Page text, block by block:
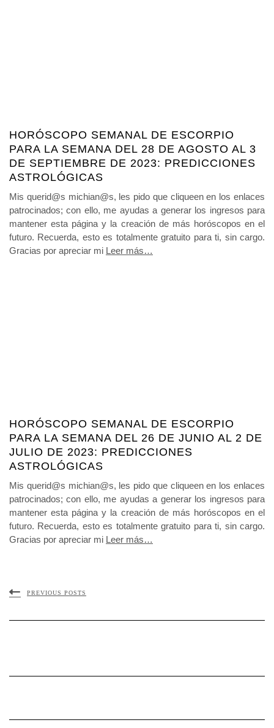
HORÓSCOPO SEMANAL DE ESCORPIO
PARA LA SEMANA DEL 28 DE AGOSTO AL 3
DE SEPTIEMBRE DE 2023: PREDICCIONES
ASTROLÓGICAS
Mis querid@s michian@s, les pido que cliqueen en los enlaces
patrocinados; con ello, me ayudas a generar los ingresos para
mantener esta página y la creación de más horóscopos en el
futuro. Recuerda, esto es totalmente gratuito para ti, sin cargo.
Gracias por apreciar mi Leer más…
HORÓSCOPO SEMANAL DE ESCORPIO
PARA LA SEMANA DEL 26 DE JUNIO AL 2 DE
JULIO DE 2023: PREDICCIONES
ASTROLÓGICAS
Mis querid@s michian@s, les pido que cliqueen en los enlaces
patrocinados; con ello, me ayudas a generar los ingresos para
mantener esta página y la creación de más horóscopos en el
futuro. Recuerda, esto es totalmente gratuito para ti, sin cargo.
Gracias por apreciar mi Leer más…
PREVIOUS POSTS